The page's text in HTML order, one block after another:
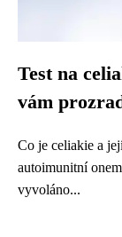
Test na
vám
Co je celiakie a
autoimunitní
vyvoláno...